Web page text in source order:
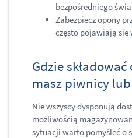
bezpośredniego
Zabezpiecz opony
często pojawiają się
Gdzie
masz piwnicy
Nie wszyscy dysponują
możliwością
sytuacji warto pomyśleć o